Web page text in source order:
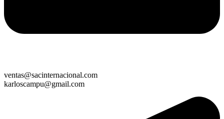
ventas@sacinternacional.com
karloscampu@gmail.com